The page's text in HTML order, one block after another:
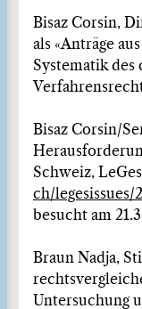
Bisaz Corsin,
als «Anträge
Systematik
Bisaz Corsin/
Schweiz,
ch/legesissues/
besucht am
Braun Nadja,
Untersuchung